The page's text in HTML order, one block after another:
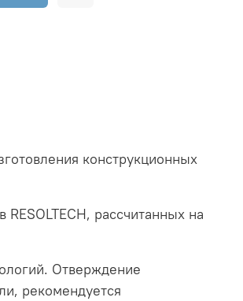
конструкционных
рассчитанных на
Отверждение
рекомендуется